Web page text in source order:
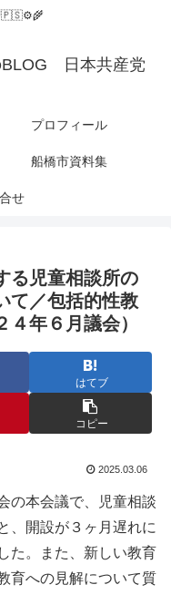
日本共産党
プロフィール
船橋市資料集
せ
る児童相談所の
て／包括的性教
年６月議会）
はてブ
コピー
2025.03.06
の本会議で、児童相談
、開設が３ヶ月遅れに
た。また、新しい教育
育への見解について質